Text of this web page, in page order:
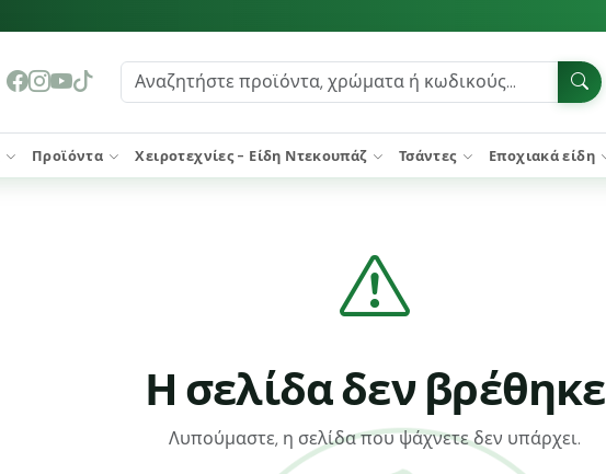
Προϊόντα Χειροτεχνίες - Είδη Ντεκουπάζ Τσάντες Εποχιακά είδη
Η σελίδα δεν βρέθηκε
Λυπούμαστε, η σελίδα που ψάχνετε δεν υπάρχει.